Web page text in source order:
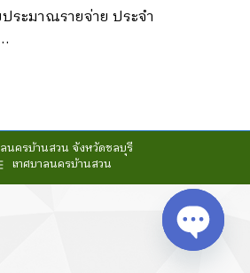
ะมาณรายจ่าย ประจำ
นครบ้านสวน จังหวัดชลบุรี
เทศบาลนครบ้านสวน